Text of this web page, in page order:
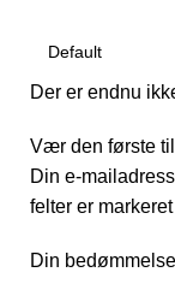
Der er endnu
Vær den første til
Din e-
felter er markeret
Din bedømmelse